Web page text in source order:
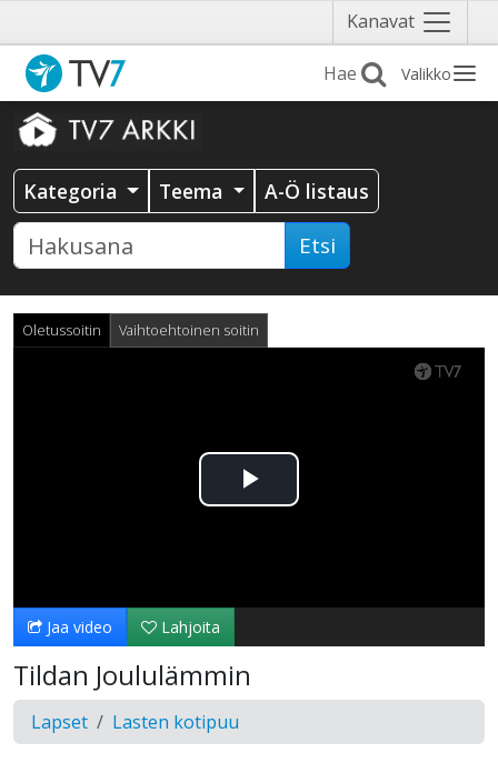
Kanavat Näytä
valikko
Valikko
Kategoria Teema A-Ö listaus
Etsi
Oletussoitin Vaihtoehtoinen soitin
Toista
Jaa video Lahjoita
Tildan Joululämmin
Lapset Lasten kotipuu